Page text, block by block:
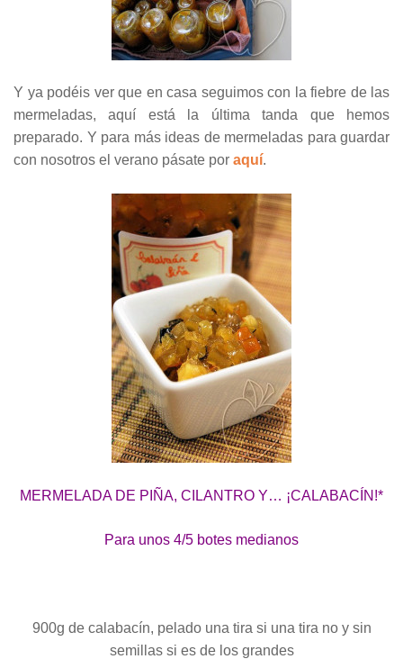
Y ya podéis ver que en casa seguimos con la fiebre de las
mermeladas, aquí está la última tanda que hemos
preparado. Y para más ideas de mermeladas para guardar
con nosotros el verano pásate por aquí.
MERMELADA DE PIÑA, CILANTRO Y… ¡CALABACÍN!*
Para unos 4/5 botes medianos
900g de calabacín, pelado una tira si una tira no y sin
semillas si es de los grandes